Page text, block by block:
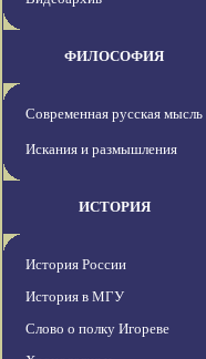
ФИЛОСОФИЯ
Современная русская мысль
Искания и размышления
ИСТОРИЯ
История России
История в МГУ
Слово о полку Игореве